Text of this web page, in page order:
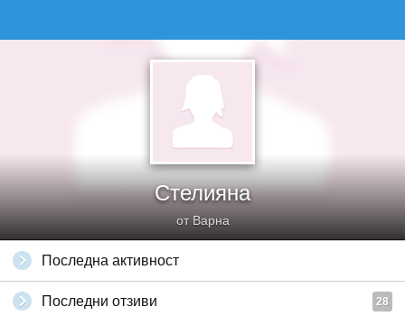
Стелияна
от Варна
Последна активност
Последни отзиви 28